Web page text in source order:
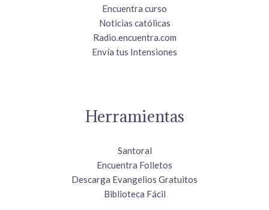
Encuentra curso
Noticias católicas
Radio.encuentra.com
Envía tus Intensiones
Herramientas
Santoral
Encuentra Folletos
Descarga Evangelios Gratuitos
Biblioteca Fácil